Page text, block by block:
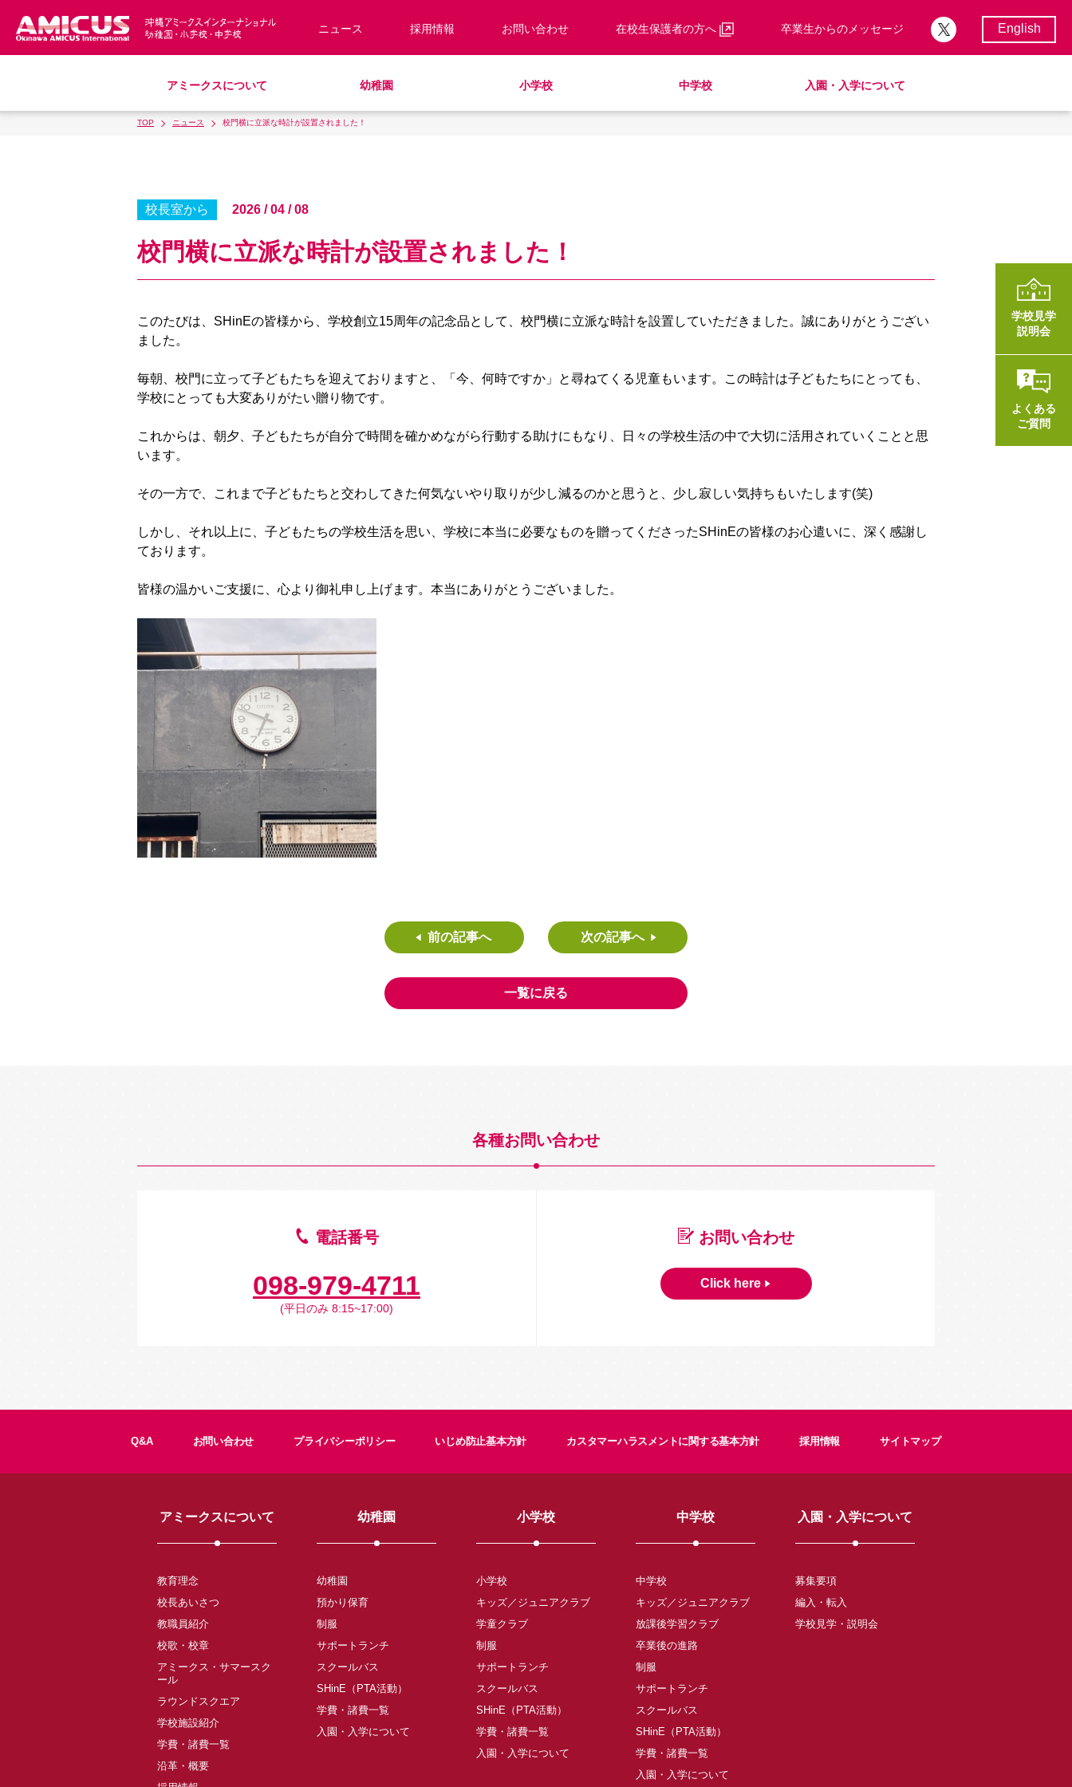
ニュース 採用情報 お問い合わせ 在校生保護者の方へ 卒業生からのメッセージ English
アミークスについて
教育理念 校長あいさつ
アクセス
幼稚園
幼稚園 預かり保育
小学校
小学校 キッズ／ジュニアクラブ
中学校
中学校 キッズ／ジュニアクラブ
入園・入学について
募集要項 編入・転入
TOP ニュース 校門横に立派な時計が設置されました！
学校見学
説明会
よくある
ご質問
校長室から 2026 / 04 / 08
校門横に立派な時計が設置されました！
このたびは、SHinEの皆様から、学校創立15周年の記念品として、校門横に立派な時計を設置していただきました。誠にありがとうござい
ました。
毎朝、校門に立って子どもたちを迎えておりますと、「今、何時ですか」と尋ねてくる児童もいます。この時計は子どもたちにとっても、
学校にとっても大変ありがたい贈り物です。
これからは、朝夕、子どもたちが自分で時間を確かめながら行動する助けにもなり、日々の学校生活の中で大切に活用されていくことと思
います。
その一方で、これまで子どもたちと交わしてきた何気ないやり取りが少し減るのかと思うと、少し寂しい気持ちもいたします(笑)
しかし、それ以上に、子どもたちの学校生活を思い、学校に本当に必要なものを贈ってくださったSHinEの皆様のお心遣いに、深く感謝し
ております。
皆様の温かいご支援に、心より御礼申し上げます。本当にありがとうございました。
前の記事へ 次の記事へ
一覧に戻る
各種お問い合わせ
電話番号
098-979-4711
(平日のみ 8:15~17:00)
お問い合わせ
Click here
Q&A お問い合わせ プライバシーポリシー いじめ防止基本方針 カスタマーハラスメントに関する基本方針 採用情報 サイトマップ
アミークスについて
教育理念
校長あいさつ
教職員紹介
校歌・校章
アミークス・サマースク
ール
ラウンドスクエア
学校施設紹介
学費・諸費一覧
沿革・概要
幼稚園
幼稚園
預かり保育
制服
サポートランチ
スクールバス
SHinE（PTA活動）
学費・諸費一覧
入園・入学について
小学校
小学校
キッズ／ジュニアクラブ
学童クラブ
制服
サポートランチ
スクールバス
SHinE（PTA活動）
学費・諸費一覧
入園・入学について
中学校
中学校
キッズ／ジュニアクラブ
放課後学習クラブ
卒業後の進路
制服
サポートランチ
スクールバス
SHinE（PTA活動）
学費・諸費一覧
入園・入学について
入園・入学について
募集要項
編入・転入
学校見学・説明会